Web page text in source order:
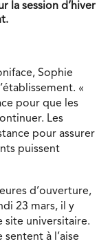
la session d’hiver
Sophie
«
pour que les
Les
pour assurer
puissent
d’ouverture,
23 mars, il y
site universitaire.
à l’aise